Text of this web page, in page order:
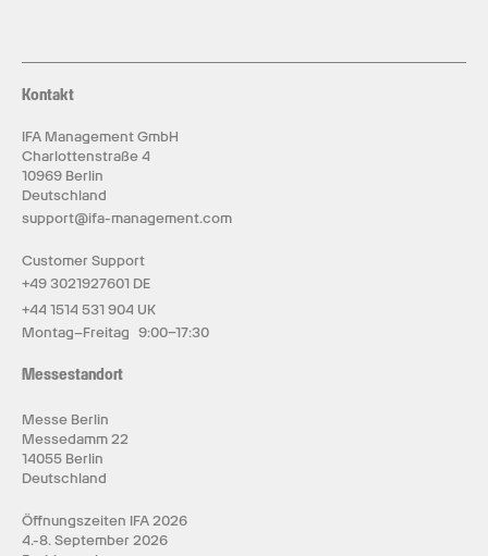
Kontakt
IFA Management GmbH
Charlottenstraße 4
10969 Berlin
Deutschland
support@ifa-management.com
Customer Support
+49 3021927601 DE
+44 1514 531 904 UK
Montag–Freitag 9:00–17:30
Messestandort
Messe Berlin
Messedamm 22
14055 Berlin
Deutschland
Öffnungszeiten IFA 2026
4.-8. September 2026